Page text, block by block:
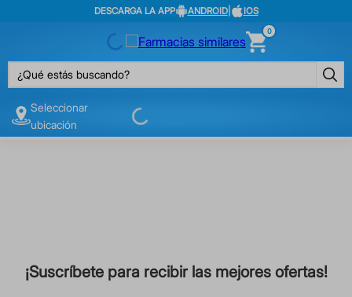
DESCARGA LA APP ANDROID| IOS
0
¿Qué estás buscando?
Seleccionar
ubicación
¡Suscríbete para recibir las mejores ofertas!